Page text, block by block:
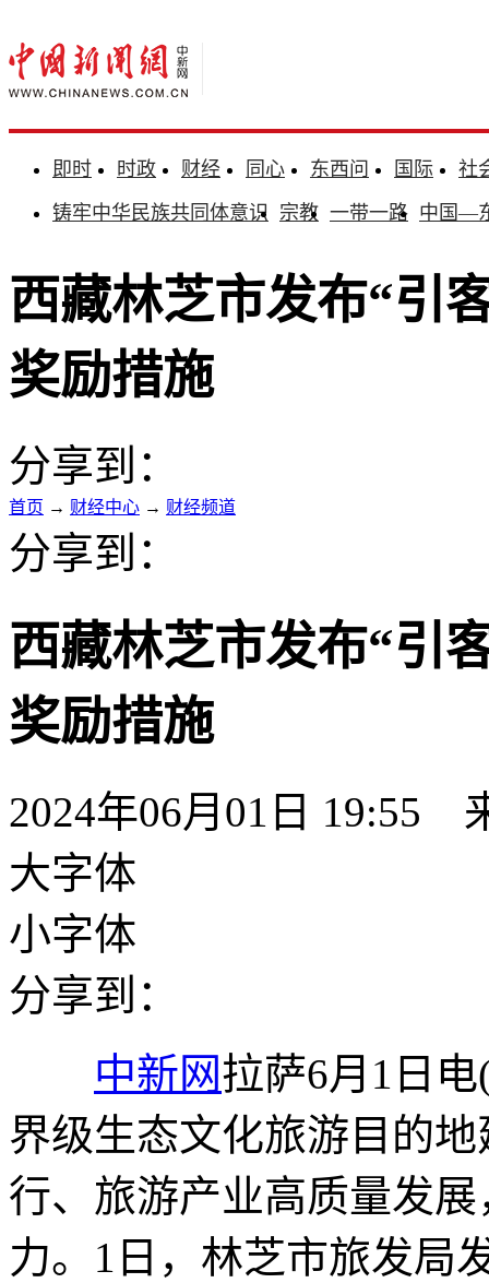
即时 时政 财经 同心 东西问 国际
社
铸牢中华民族共同体意识 宗教 一带一路 中国—
西藏林芝市发布“引
奖励措施
分享到：
首页 → 财经中心 → 财经频道
分享到：
西藏林芝市发布“引
奖励措施
2024年06月01日 19:55
大字体
小字体
分享到：
中新网拉萨6月1日
界级生态文化旅游目的
行、旅游产业高质量发
力。1日，林芝市旅发局